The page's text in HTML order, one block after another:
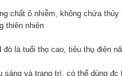
chất ô nhiễm, không chứa
thiên nhiên
là tuổi thọ cao, tiêu thụ điện
sáng và trang trí, có thể dùng